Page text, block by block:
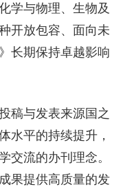
学与物理、生物及
开放包容、面向未
长期保持卓越影响
稿与发表来源国之
水平的持续提升，
交流的办刊理念。
果提供高质量的发